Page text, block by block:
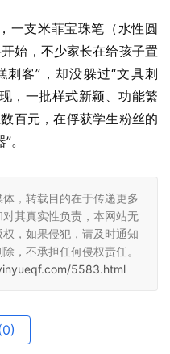
一支米菲宝珠笔（水性圆
始，不少家长在给孩子置
客”，却没躲过“文具刺
，一批样式新颖、功能繁
百元，在俘获学生粉丝的
。
，转载目的在于传递更多
其真实性负责，本网站无
，如果侵犯，请及时通知
，不承担任何侵权责任。
5583.html